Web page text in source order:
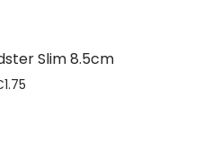
Slim 8.5cm
1.75